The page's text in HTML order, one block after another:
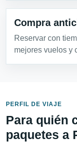
Compra
Reservar con
mejores vuelos y
PERFIL DE VIAJE
Para quién
paquetes a